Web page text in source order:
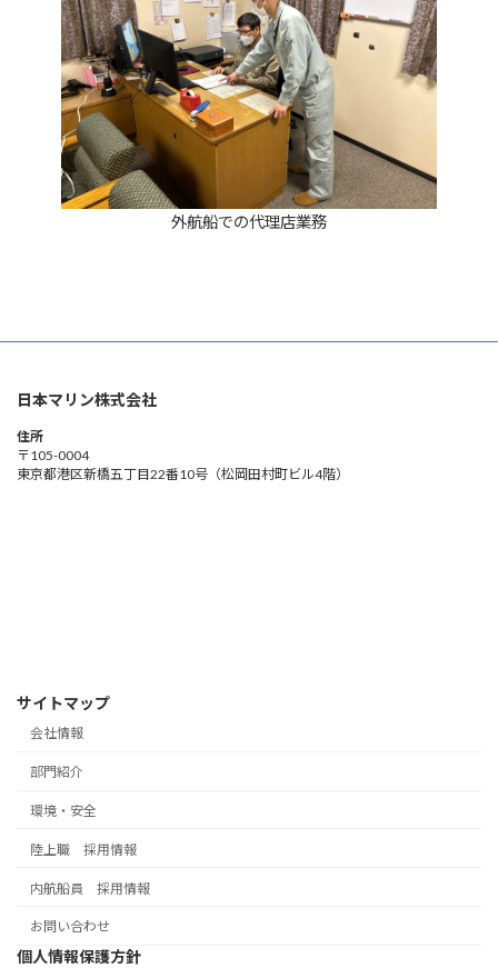
外航船での代理店業務
日本マリン株式会社
住所
〒105-0004
東京都港区新橋五丁目22番10号（松岡田村町ビル4階）
サイトマップ
会社情報
部門紹介
環境・安全
陸上職 採用情報
内航船員 採用情報
お問い合わせ
個人情報保護方針